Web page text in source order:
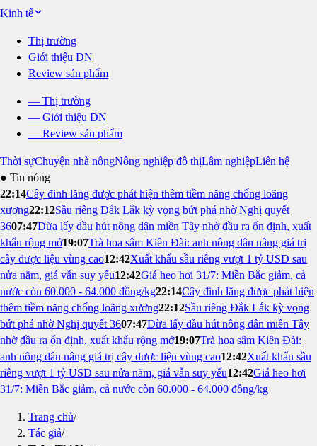
Kinh tế
Thị trường
Giới thiệu DN
Review sản phẩm
— Thị trường
— Giới thiệu DN
— Review sản phẩm
Thời sựChuyện nhà nôngNông nghiệp đô thịLâm nghiệpLiên hệ
● Tin nóng
22:14Cây đinh lăng được phát hiện thêm tiềm năng chống loãng
xương22:12Sầu riêng Đắk Lắk kỳ vọng bứt phá nhờ Nghị quyết
3607:47Dừa lấy dầu hút nông dân miền Tây nhờ đầu ra ổn định, xuất
khẩu rộng mở19:07Trà hoa sâm Kiên Đài: anh nông dân nâng giá trị
cây dược liệu vùng cao12:42Xuất khẩu sầu riêng vượt 1 tỷ USD sau
nửa năm, giá vẫn suy yếu12:42Giá heo hơi 31/7: Miền Bắc giảm, cả
nước còn 60.000 - 64.000 đồng/kg22:14Cây đinh lăng được phát hiện
thêm tiềm năng chống loãng xương22:12Sầu riêng Đắk Lắk kỳ vọng
bứt phá nhờ Nghị quyết 3607:47Dừa lấy dầu hút nông dân miền Tây
nhờ đầu ra ổn định, xuất khẩu rộng mở19:07Trà hoa sâm Kiên Đài:
anh nông dân nâng giá trị cây dược liệu vùng cao12:42Xuất khẩu sầu
riêng vượt 1 tỷ USD sau nửa năm, giá vẫn suy yếu12:42Giá heo hơi
31/7: Miền Bắc giảm, cả nước còn 60.000 - 64.000 đồng/kg
Trang chủ/
Tác giả/